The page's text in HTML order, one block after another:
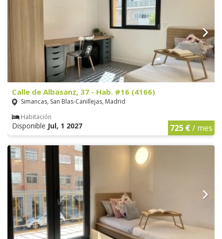
Calle de Albasanz, 37 - Hab. #16 (4166)
Simancas, San Blas-Canillejas, Madrid
Habitación
Disponible Jul, 1 2027 725 €/ mes